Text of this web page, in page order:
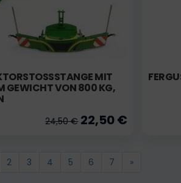
MIT E
VON 800 KG, G
24,50 €22,50 €
2 3 4 5 6 7 »